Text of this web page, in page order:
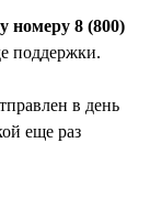
номеру 8 (800)
поддержки.
в день
еще раз